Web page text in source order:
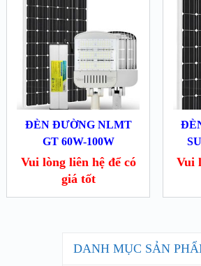
ĐÈN ĐƯỜNG NLMT
GT 60W-100W
Vui lòng liên hệ để có
giá tốt
Vui
DANH MỤC SẢN